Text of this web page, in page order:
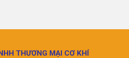
THƯƠNG MẠI CƠ KHÍ